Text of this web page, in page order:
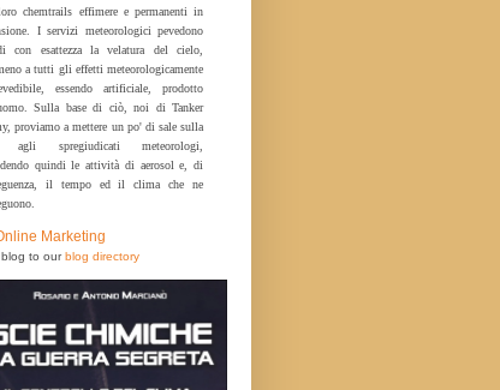
chemtrails effimere e permanenti in
I servizi meteorologici pevedono
con esattezza la velatura del cielo,
a tutti gli effetti meteorologicamente
essendo artificiale, prodotto
Sulla base di ciò, noi di Tanker
proviamo a mettere un po' di sale sulla
agli spregiudicati meteorologi,
quindi le attività di aerosol e, di
il tempo ed il clima che ne
to ourblog directory